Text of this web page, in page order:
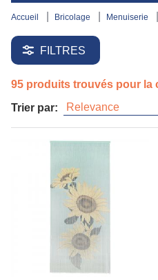
accueil bricolage menuiserie
FILTRES
95 produits trouvés pour la
Trier par: